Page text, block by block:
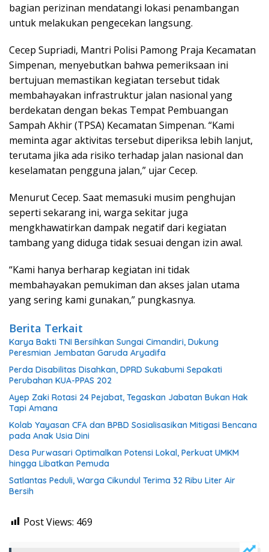
bagian perizinan mendatangi lokasi penambangan
untuk melakukan pengecekan langsung.
Cecep Supriadi, Mantri Polisi Pamong Praja Kecamatan
Simpenan, menyebutkan bahwa pemeriksaan ini
bertujuan memastikan kegiatan tersebut tidak
membahayakan infrastruktur jalan nasional yang
berdekatan dengan bekas Tempat Pembuangan
Sampah Akhir (TPSA) Kecamatan Simpenan. “Kami
meminta agar aktivitas tersebut diperiksa lebih lanjut,
terutama jika ada risiko terhadap jalan nasional dan
keselamatan pengguna jalan,” ujar Cecep.
Menurut Cecep. Saat memasuki musim penghujan
seperti sekarang ini, warga sekitar juga
mengkhawatirkan dampak negatif dari kegiatan
tambang yang diduga tidak sesuai dengan izin awal.
“Kami hanya berharap kegiatan ini tidak
membahayakan pemukiman dan akses jalan utama
yang sering kami gunakan,” pungkasnya.
Berita Terkait
Karya Bakti TNI Bersihkan Sungai Cimandiri, Dukung
Peresmian Jembatan Garuda Aryadifa
Perda Disabilitas Disahkan, DPRD Sukabumi Sepakati
Perubahan KUA-PPAS 202
Ayep Zaki Rotasi 24 Pejabat, Tegaskan Jabatan Bukan Hak
Tapi Amana
Kolab Yayasan CFA dan BPBD Sosialisasikan Mitigasi Bencana
pada Anak Usia Dini
Desa Purwasari Optimalkan Potensi Lokal, Perkuat UMKM
hingga Libatkan Pemuda
Satlantas Peduli, Warga Cikundul Terima 32 Ribu Liter Air
Bersih
Post Views: 469